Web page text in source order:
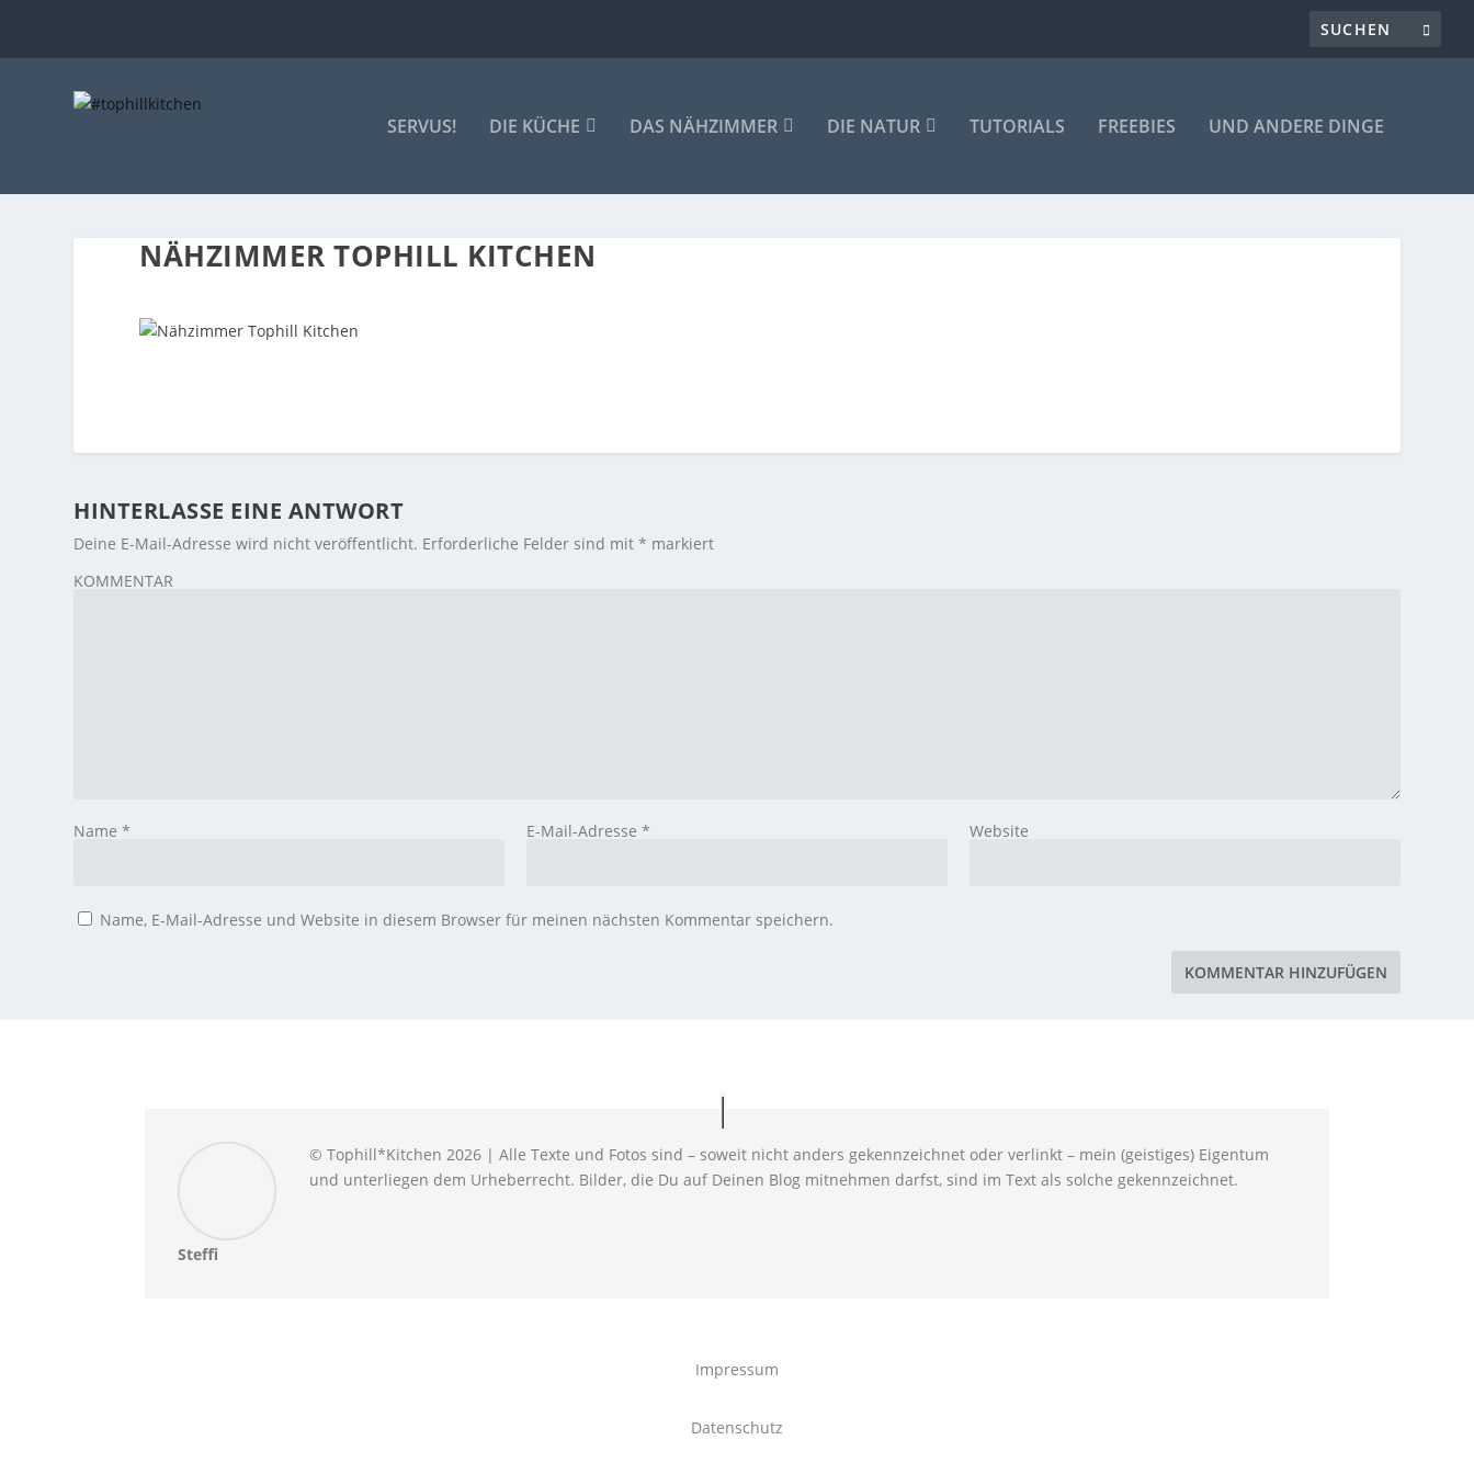
SERVUS! DIE KÜCHE DAS NÄHZIMMER DIE NATUR TUTORIALS FREEBIES UND ANDERE DINGE
NÄHZIMMER TOPHILL KITCHEN
HINTERLASSE EINE ANTWORT
Deine E-Mail-Adresse wird nicht veröffentlicht. Erforderliche Felder sind mit* markiert
KOMMENTAR
Name* E-Mail-Adresse* Website
Name, E-Mail-Adresse und Website in diesem Browser für meinen nächsten Kommentar speichern.
© Tophill*Kitchen 2026 | Alle Texte und Fotos sind – soweit nicht anders gekennzeichnet oder verlinkt – mein (geistiges) Eigentum
und unterliegen dem Urheberrecht. Bilder, die Du auf Deinen Blog mitnehmen darfst, sind im Text als solche gekennzeichnet.
Steffi
Impressum
Datenschutz